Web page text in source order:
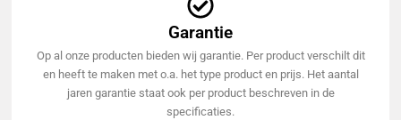
Garantie
Op al onze producten bieden wij garantie. Per product verschilt dit
en heeft te maken met o.a. het type product en prijs. Het aantal
jaren garantie staat ook per product beschreven in de
specificaties.